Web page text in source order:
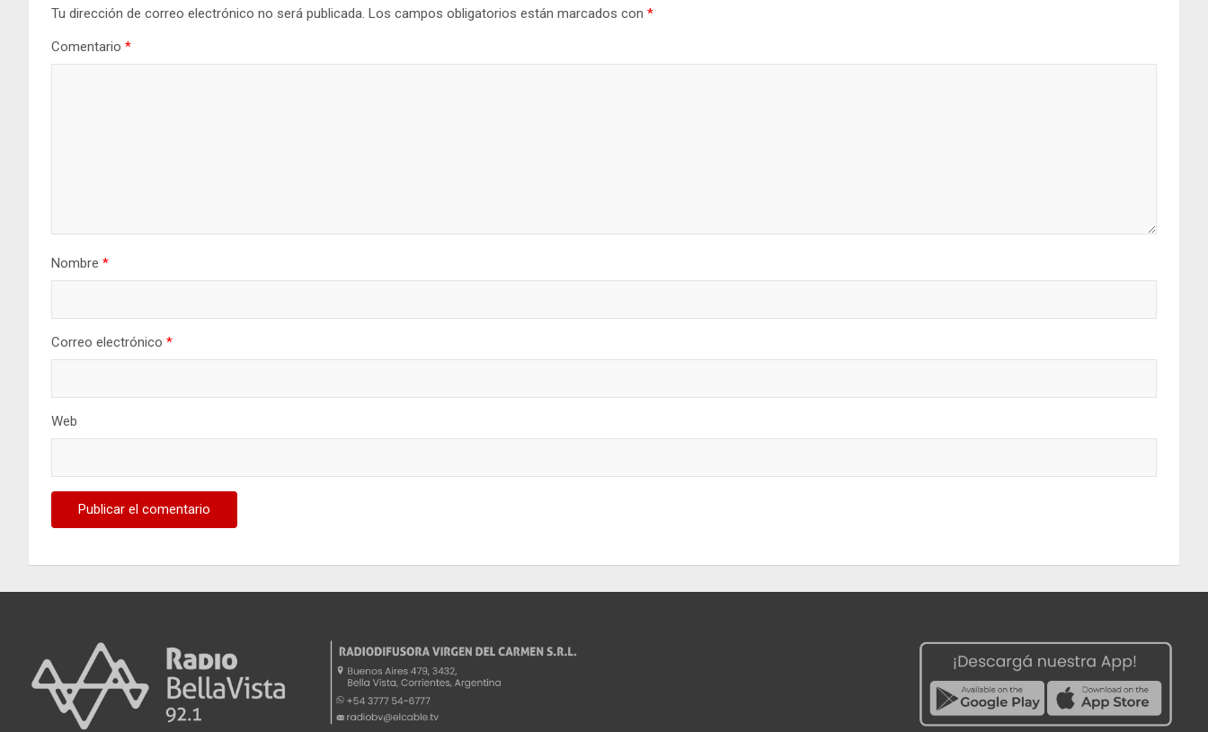
Tu dirección de correo electrónico no será publicada. Los campos obligatorios están marcados con *
Comentario *
Nombre *
Correo electrónico *
Web